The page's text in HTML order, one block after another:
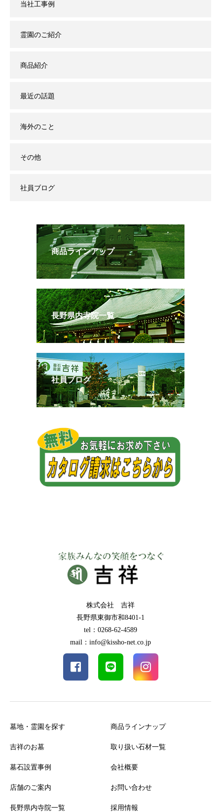
当社工事例
霊園のご紹介
商品紹介
最近の話題
海外のこと
その他
社員ブログ
商品ラインアップ
長野県内寺院一覧
社員ブログ
株式会社 吉祥
長野県東御市和8401-1
tel：0268-62-4589
mail：info@kissho-net.co.jp
墓地・霊園を探す
吉祥のお墓
墓石設置事例
店舗のご案内
長野県内寺院一覧
商品ラインナップ
取り扱い石材一覧
会社概要
お問い合わせ
採用情報